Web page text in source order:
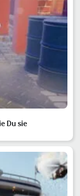
Du sie